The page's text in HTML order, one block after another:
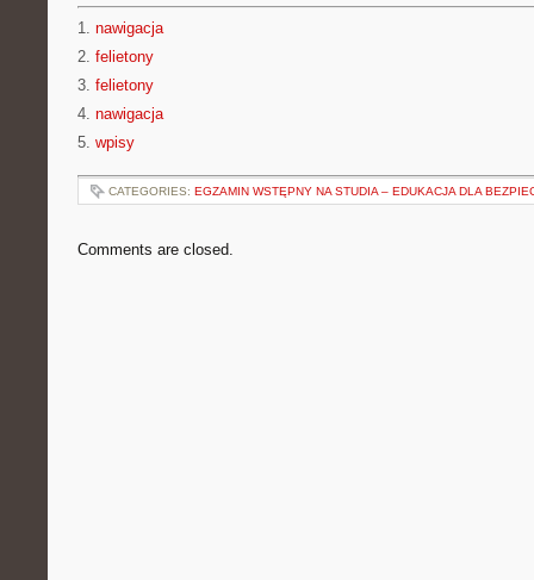
1. nawigacja
2. felietony
3. felietony
4. nawigacja
5. wpisy
CATEGORIES: EGZAMIN WSTĘPNY NA STUDIA – EDUKACJA DLA
Comments are closed.